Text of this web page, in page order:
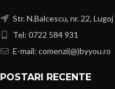
Str. N.Balcescu, nr. 22, Lugoj
Tel: 0722 584 931
E-mail: comenzi(@)byyou.ro
POSTARI RECENTE